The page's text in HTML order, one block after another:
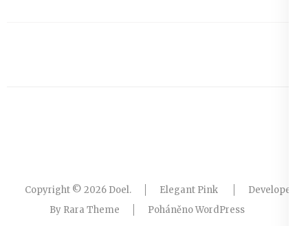
Copyright © 2026 Doel. Elegant Pink
Developed
By Rara Theme PoháněnoWordPress